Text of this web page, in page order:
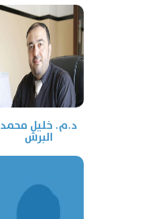
د.م. خليل محمد
البرش